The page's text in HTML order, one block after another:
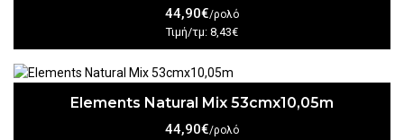
44,90€/ρολό
Τιμή/τμ: 8,43€
Elements Natural Mix 53cmx10,05m
44,90€/ρολό